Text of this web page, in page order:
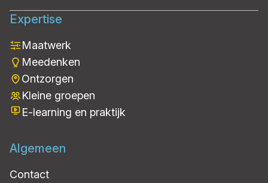
Expertise
Maatwerk
Meedenken
Ontzorgen
Kleine groepen
E-learning en praktijk
Algemeen
Contact